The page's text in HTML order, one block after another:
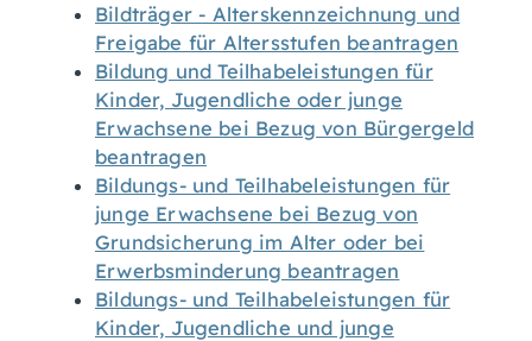
Bildträger - Alterskennzeichnung und
Freigabe für Altersstufen beantragen
Bildung und Teilhabeleistungen für
Kinder, Jugendliche oder junge
Erwachsene bei Bezug von Bürgergeld
beantragen
Bildungs- und Teilhabeleistungen für
junge Erwachsene bei Bezug von
Grundsicherung im Alter oder bei
Erwerbsminderung beantragen
Bildungs- und Teilhabeleistungen für
Kinder, Jugendliche und junge